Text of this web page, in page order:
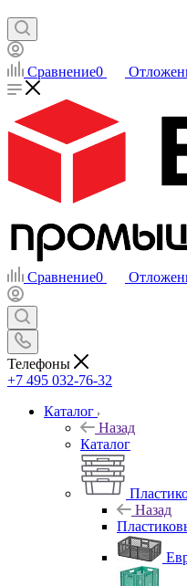
Сравнение0
Сравнение0
Телефоны
+7 495 032-76-32
Каталог
Назад
Каталог
Назад